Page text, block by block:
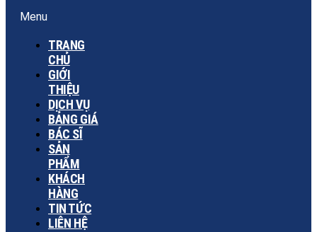
Menu
TRANG
CHỦ
GIỚI
THIỆU
DỊCH VỤ
BẢNG GIÁ
BÁC SĨ
SẢN
PHẨM
KHÁCH
HÀNG
TIN TỨC
LIÊN HỆ